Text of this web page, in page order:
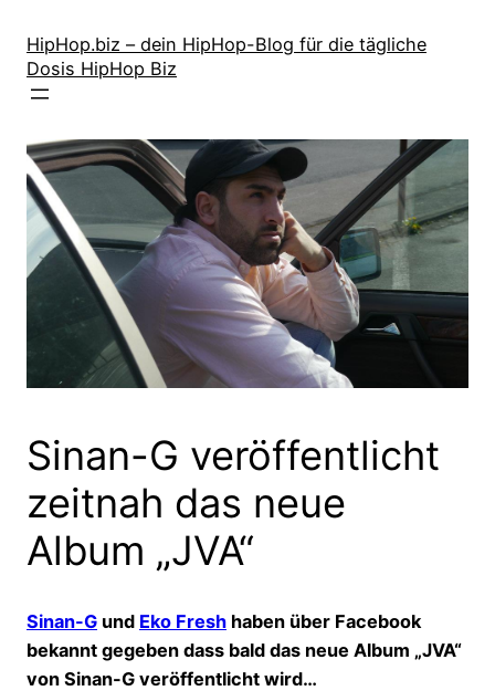
Inhalt
springen
HipHop.biz – dein HipHop-Blog für die tägliche
Dosis HipHop Biz
Sinan-G veröffentlicht
zeitnah das neue
Album „JVA“
Sinan-G und Eko Fresh haben über Facebook
bekannt gegeben dass bald das neue Album „JVA“
von Sinan-G veröffentlicht wird…